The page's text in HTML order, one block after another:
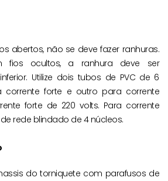
abertos, não se deve fazer ranhuras.
fios ocultos, a ranhura deve ser
Utilize dois tubos de PVC de 6
corrente forte e outro para corrente
forte de 220 volts. Para corrente
rede blindado de 4 núcleos.
do torniquete com parafusos de